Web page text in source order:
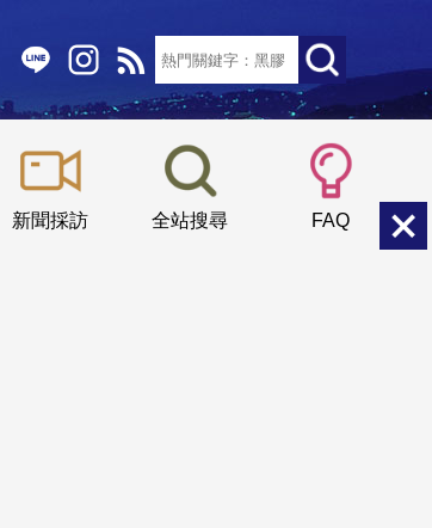
新聞採訪 全站搜尋 FAQ
小 中